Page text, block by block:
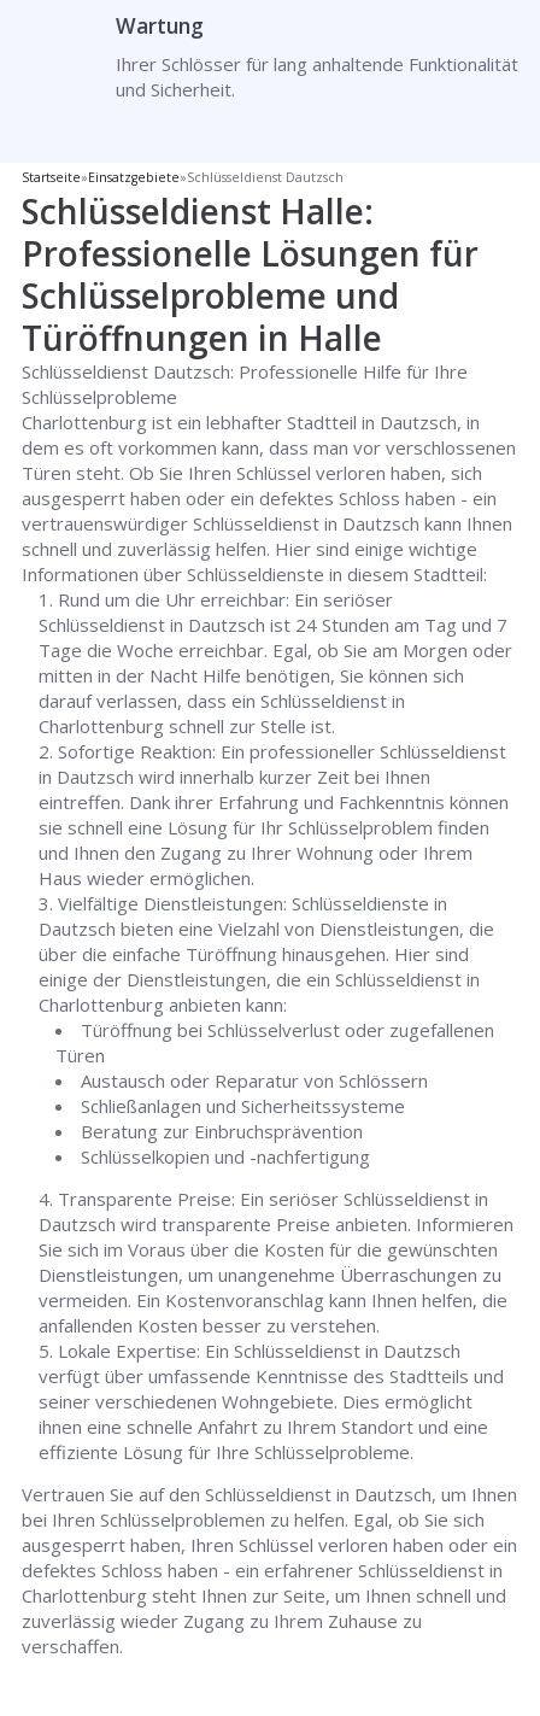
Wartung
Ihrer Schlösser für lang anhaltende Funktionalität
und Sicherheit.
Startseite»Einsatzgebiete»Schlüsseldienst Dautzsch
Schlüsseldienst Halle:
Professionelle Lösungen für
Schlüsselprobleme und
Türöffnungen in Halle
Schlüsseldienst Dautzsch: Professionelle Hilfe für Ihre
Schlüsselprobleme
Charlottenburg ist ein lebhafter Stadtteil in Dautzsch, in
dem es oft vorkommen kann, dass man vor verschlossenen
Türen steht. Ob Sie Ihren Schlüssel verloren haben, sich
ausgesperrt haben oder ein defektes Schloss haben - ein
vertrauenswürdiger Schlüsseldienst in Dautzsch kann Ihnen
schnell und zuverlässig helfen. Hier sind einige wichtige
Informationen über Schlüsseldienste in diesem Stadtteil:
Rund um die Uhr erreichbar: Ein seriöser
Schlüsseldienst in Dautzsch ist 24 Stunden am Tag und 7
Tage die Woche erreichbar. Egal, ob Sie am Morgen oder
mitten in der Nacht Hilfe benötigen, Sie können sich
darauf verlassen, dass ein Schlüsseldienst in
Charlottenburg schnell zur Stelle ist.
Sofortige Reaktion: Ein professioneller Schlüsseldienst
in Dautzsch wird innerhalb kurzer Zeit bei Ihnen
eintreffen. Dank ihrer Erfahrung und Fachkenntnis können
sie schnell eine Lösung für Ihr Schlüsselproblem finden
und Ihnen den Zugang zu Ihrer Wohnung oder Ihrem
Haus wieder ermöglichen.
Vielfältige Dienstleistungen: Schlüsseldienste in
Dautzsch bieten eine Vielzahl von Dienstleistungen, die
über die einfache Türöffnung hinausgehen. Hier sind
einige der Dienstleistungen, die ein Schlüsseldienst in
Charlottenburg anbieten kann:
Türöffnung bei Schlüsselverlust oder zugefallenen
Türen
Austausch oder Reparatur von Schlössern
Schließanlagen und Sicherheitssysteme
Beratung zur Einbruchsprävention
Schlüsselkopien und -nachfertigung
Transparente Preise: Ein seriöser Schlüsseldienst in
Dautzsch wird transparente Preise anbieten. Informieren
Sie sich im Voraus über die Kosten für die gewünschten
Dienstleistungen, um unangenehme Überraschungen zu
vermeiden. Ein Kostenvoranschlag kann Ihnen helfen, die
anfallenden Kosten besser zu verstehen.
Lokale Expertise: Ein Schlüsseldienst in Dautzsch
verfügt über umfassende Kenntnisse des Stadtteils und
seiner verschiedenen Wohngebiete. Dies ermöglicht
ihnen eine schnelle Anfahrt zu Ihrem Standort und eine
effiziente Lösung für Ihre Schlüsselprobleme.
Vertrauen Sie auf den Schlüsseldienst in Dautzsch, um Ihnen
bei Ihren Schlüsselproblemen zu helfen. Egal, ob Sie sich
ausgesperrt haben, Ihren Schlüssel verloren haben oder ein
defektes Schloss haben - ein erfahrener Schlüsseldienst in
Charlottenburg steht Ihnen zur Seite, um Ihnen schnell und
zuverlässig wieder Zugang zu Ihrem Zuhause zu
verschaffen.